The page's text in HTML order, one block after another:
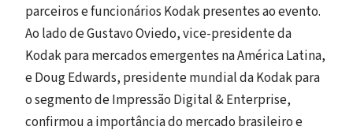
parceiros e funcionários Kodak presentes ao evento.
Ao lado de Gustavo Oviedo, vice-presidente da
Kodak para mercados emergentes na América Latina,
e Doug Edwards, presidente mundial da Kodak para
o segmento de Impressão Digital & Enterprise,
confirmou a importância do mercado brasileiro e